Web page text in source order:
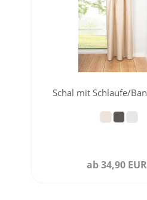
Schal mit Schlaufe/
ab 34,90 EUR